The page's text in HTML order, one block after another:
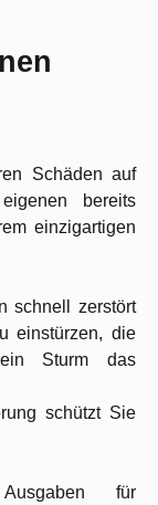
Schäden auf
bereits
einzigartigen
schnell zerstört
einstürzen, die
Sturm das
schützt Sie
für